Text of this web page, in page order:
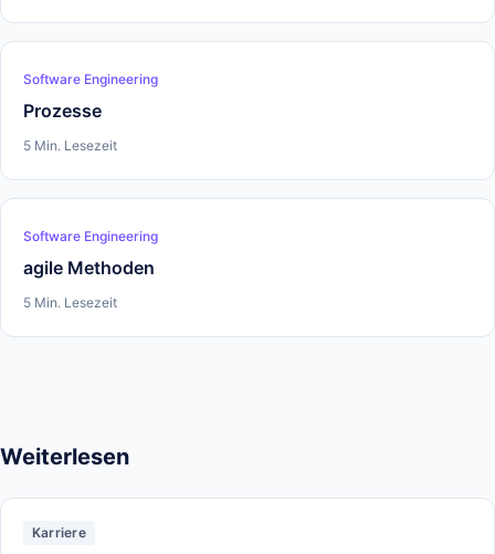
Software Engineering
Prozesse
5 Min. Lesezeit
Software Engineering
agile Methoden
5 Min. Lesezeit
Weiterlesen
Karriere